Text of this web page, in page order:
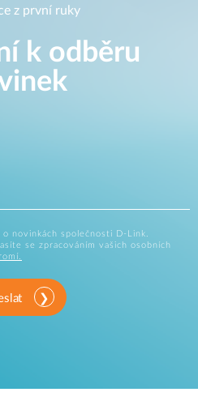
z první ruky
k odběru
novinkách společnosti D-Link.
se zpracováním vašich osobních